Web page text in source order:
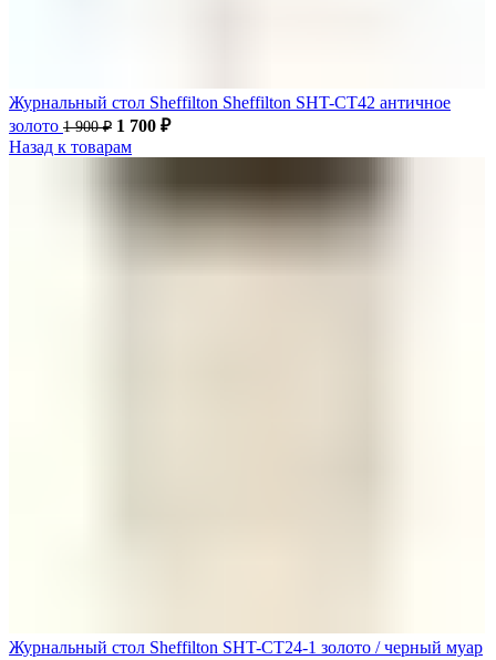
Журнальный стол Sheffilton Sheffilton SHT-CT42 античное
золото 1 900₽ 1 700 ₽
Назад к товарам
Журнальный стол Sheffilton SHT-CT24-1 золото / черный муар